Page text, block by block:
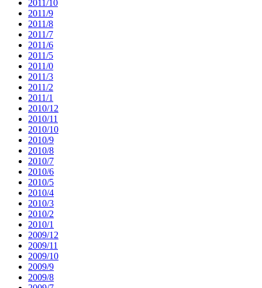
2011/10
2011/9
2011/8
2011/7
2011/6
2011/5
2011/0
2011/3
2011/2
2011/1
2010/12
2010/11
2010/10
2010/9
2010/8
2010/7
2010/6
2010/5
2010/4
2010/3
2010/2
2010/1
2009/12
2009/11
2009/10
2009/9
2009/8